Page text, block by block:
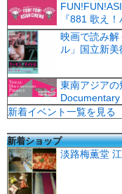
『881 歌え
映画で読み解
ル」国立新
東南アジア
新着イベント一覧を見る
新着ショップ
淡路梅薫堂